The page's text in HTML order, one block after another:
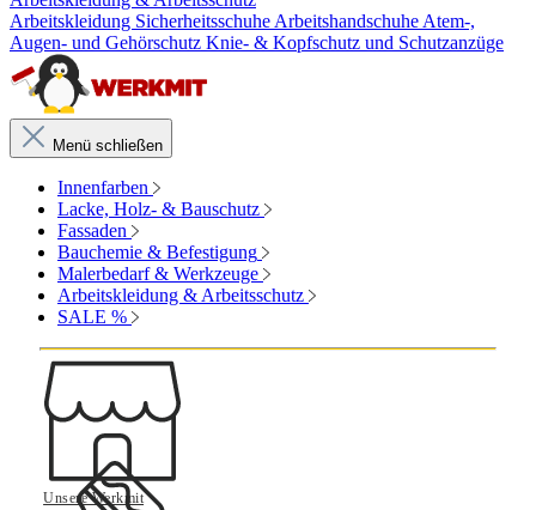
Arbeitskleidung Sicherheitsschuhe Arbeitshandschuhe Atem-,
Augen- und Gehörschutz Knie- & Kopfschutz und Schutzanzüge
Menü schließen
Innenfarben
Lacke, Holz- & Bauschutz
Fassaden
Bauchemie & Befestigung
Malerbedarf & Werkzeuge
Arbeitskleidung & Arbeitsschutz
SALE %
Unsere Werkmit